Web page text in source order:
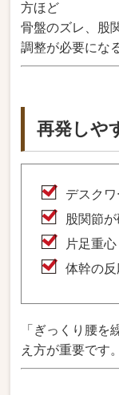
方ほど
骨盤のズレ、股
調整が必要にな
再発しや
デスク
股関節
片足重
体幹の反
「ぎっくり腰
え方が重要です。